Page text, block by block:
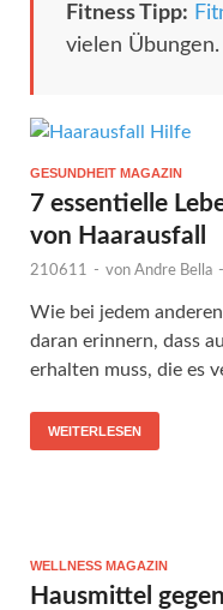
Fitness Tipp:
vielen Übungen.
GESUNDHEIT MAGAZIN
7 essentielle
von Haarausfall
210611 - von Andre Bella -
Wie bei jedem
daran erinnern, dass
erhalten muss, die es
WEITERLESEN
WELLNESS MAGAZIN
Hausmittel